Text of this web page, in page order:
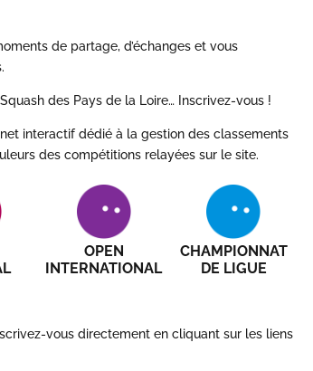
de partage, d’échanges et vous
des Pays de la Loire… Inscrivez-vous !
interactif dédié à la gestion des classements
des compétitions relayées sur le site.
OPEN
INTERNATIONAL
CHAMPIONNAT
DE LIGUE
vous directement en cliquant sur les liens